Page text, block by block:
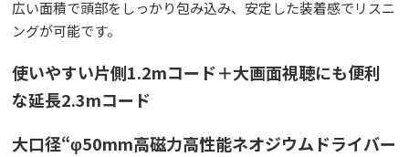
広い面積で頭部をしっかり包み込み、安定した装着感でリスニ
ングが可能です。
使いやすい片側1.2mコード＋大画面視聴にも便利
な延長2.3mコード
大口径“φ50mm高磁力高性能ネオジウムドライバー